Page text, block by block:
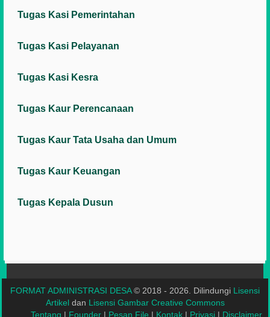
Tugas Kasi Pemerintahan
Tugas Kasi Pelayanan
Tugas Kasi Kesra
Tugas Kaur Perencanaan
Tugas Kaur Tata Usaha dan Umum
Tugas Kaur Keuangan
Tugas Kepala Dusun
FORMAT ADMINISTRASI DESA© 2018 - 2026. Dilindungi Lisensi
Artikeldan Lisensi Gambar Creative Commons
Tentang | Founder | Pesan File | Kontak | Privasi | Disclaimer